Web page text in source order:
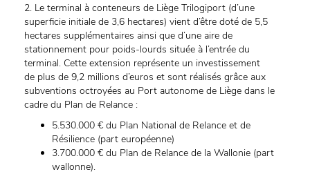
2. Le terminal à conteneurs de Liège Trilogiport (d’une
superficie initiale de 3,6 hectares) vient d’être doté de 5,5
hectares supplémentaires ainsi que d’une aire de
stationnement pour poids-lourds située à l’entrée du
terminal. Cette extension représente un investissement
de plus de 9,2 millions d’euros et sont réalisés grâce aux
subventions octroyées au Port autonome de Liège dans le
cadre du Plan de Relance :
5.530.000 € du Plan National de Relance et de
Résilience (part européenne)
3.700.000 € du Plan de Relance de la Wallonie (part
wallonne).